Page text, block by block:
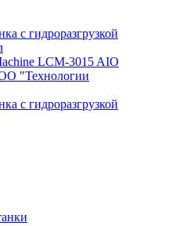
c гидроразгрузкой
LCM-3015 AIO
"Технологии
c гидроразгрузкой